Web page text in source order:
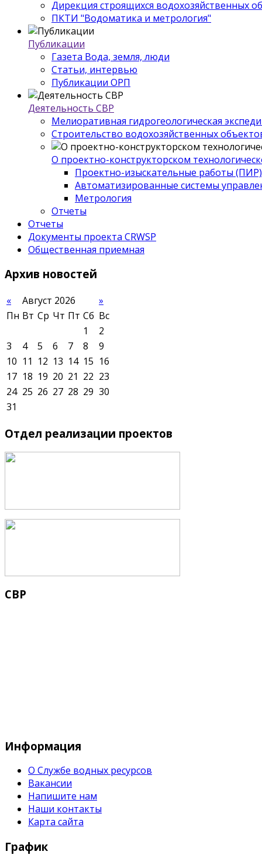
Дирекция строящихся водохозяйственных
ПКТИ "Водоматика и метрология"
Публикации
Газета Вода, земля, люди
Статьи, интервью
Публикации ОРП
Деятельность СВР
Мелиоративная гидрогеологическая
Строительство водохозяйственных
О проектно-конструкторском
Проектно-изыскательные работы (ПИР)
Автоматизированные системы
Метрология
Отчеты
Отчеты
Документы проекта CRWSP
Общественная приемная
Архив новостей
« Август 2026
»
Пн Вт Ср Чт Пт Сб Вс
1
2
3
4 5 6 7 8
9
10 11 12 13 14 15 16
17 18 19 20 21 22 23
24 25 26 27 28 29 30
31
Отдел реализации проектов
СВР
Информация
О Службе водных ресурсов
Вакансии
Напишите нам
Наши контакты
Карта сайта
График